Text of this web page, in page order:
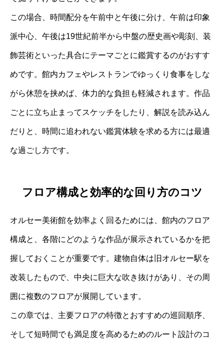
この場合、時間配分を午前中と午後に分け、午前は印象
派中心、午後は19世紀前半から中盤の歴史画や彫刻、装
飾芸術といった具合にテーマごとに鑑賞するのがおすす
めです。館内カフェやレストランでゆっくり食事をしな
がら休憩を挟めば、体力的な負担も軽減されます。作品
ごとに立ち止まってスケッチをしたり、解説を読み込ん
だりと、時間に追われない鑑賞体験を求める方には最適
な過ごし方です。
フロア構成と効率的な回り方のコツ
オルセー美術館を効率よく回るためには、館内のフロア
構成と、各階にどのような作品が展示されているかを把
握しておくことが重要です。建物自体は旧オルセー駅を
改装したもので、中央に巨大な吹き抜けがあり、その周
囲に複数のフロアが展開しています。
この章では、主要フロアの特徴とおすすめの巡回順序、
そして短時間でも満足度を高めるためのルート設計のコ